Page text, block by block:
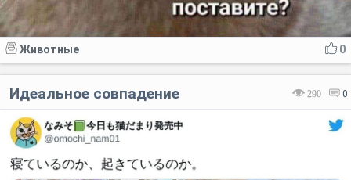
0
Животные
290 0
Идеальное совпадение